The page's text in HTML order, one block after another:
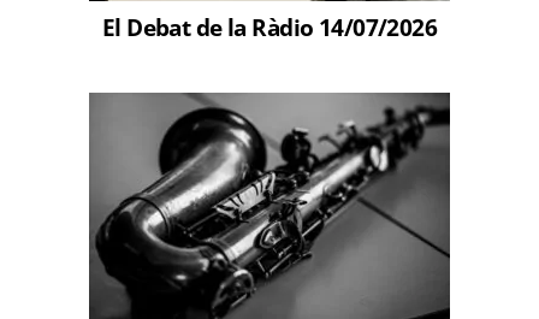
El Debat de la Ràdio 14/07/2026